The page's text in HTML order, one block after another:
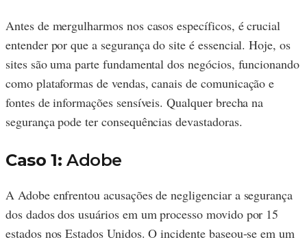
Antes de mergulharmos nos casos específicos, é crucial
entender por que a segurança do site é essencial. Hoje, os
sites são uma parte fundamental dos negócios, funcionando
como plataformas de vendas, canais de comunicação e
fontes de informações sensíveis. Qualquer brecha na
segurança pode ter consequências devastadoras.
Caso 1: Adobe
A Adobe enfrentou acusações de negligenciar a segurança
dos dados dos usuários em um processo movido por 15
estados nos Estados Unidos. O incidente baseou-se em um